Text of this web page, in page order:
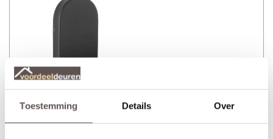
Toestemming Details Over